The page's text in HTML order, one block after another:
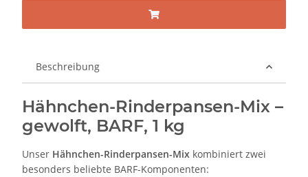
Beschreibung
Hähnchen-Rinderpansen-Mix –
gewolft, BARF, 1 kg
Unser Hähnchen-Rinderpansen-Mix kombiniert zwei
besonders beliebte BARF-Komponenten: